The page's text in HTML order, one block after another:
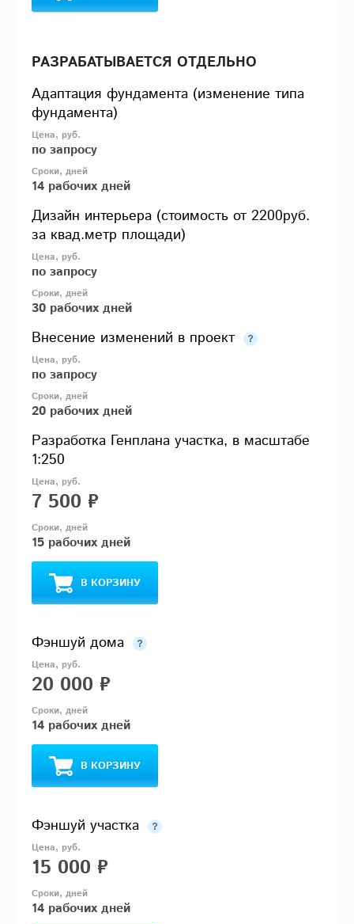
РАЗРАБАТЫВАЕТСЯ ОТДЕЛЬНО
Адаптация фундамента (изменение типа
фундамента)
по запросу
14 рабочих дней
Дизайн интерьера (стоимость от 2200руб.
за квад.метр площади)
по запросу
30 рабочих дней
Внесение изменений в проект
по запросу
20 рабочих дней
Разработка Генплана участка, в масштабе
1:250
7 500 ₽
15 рабочих дней
В КОРЗИНУ
Фэншуй дома
20 000 ₽
14 рабочих дней
В КОРЗИНУ
Фэншуй участка
15 000 ₽
14 рабочих дней